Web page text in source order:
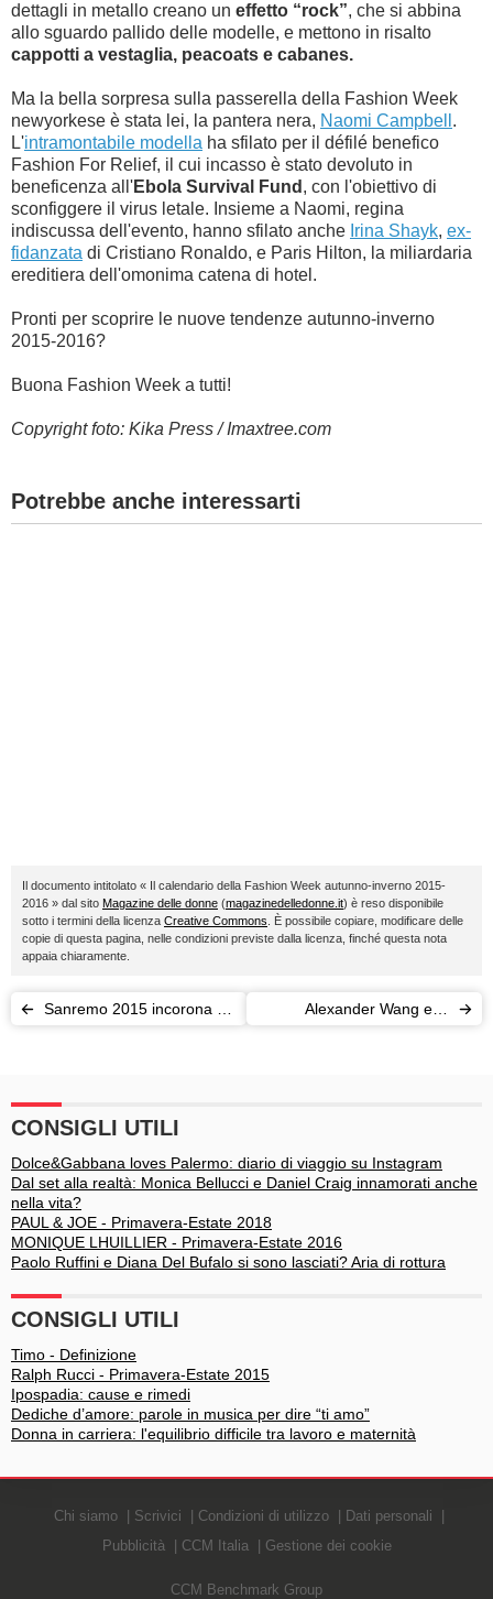
dettagli in metallo creano un effetto “rock”, che si abbina
allo sguardo pallido delle modelle, e mettono in risalto
cappotti a vestaglia, peacoats e cabanes.
Ma la bella sorpresa sulla passerella della Fashion Week
newyorkese è stata lei, la pantera nera, Naomi Campbell .
L'intramontabile modella ha sfilato per il défilé benefico
Fashion For Relief, il cui incasso è stato devoluto in
beneficenza all'Ebola Survival Fund , con l'obiettivo di
sconfiggere il virus letale. Insieme a Naomi, regina
indiscussa dell'evento, hanno sfilato anche Irina Shayk, ex-
fidanzata di Cristiano Ronaldo, e Paris Hilton, la miliardaria
ereditiera dell'omonima catena di hotel.
Pronti per scoprire le nuove tendenze autunno-inverno
2015-2016?
Buona Fashion Week a tutti!
Copyright foto: Kika Press / Imaxtree.com
Potrebbe anche interessarti
Il documento intitolato « Il calendario della Fashion Week autunno-inverno 2015-
2016 » dal sito Magazine delle donne (magazinedelledonne.it) è reso disponibile
sotto i termini della licenza Creative Commons . È possibile copiare, modificare delle
copie di questa pagina, nelle condizioni previste dalla licenza, finché questa nota
appaia chiaramente.
Sanremo 2015 incorona "Il
Alexander Wang e le
CONSIGLI UTILI
Dolce&Gabbana loves Palermo: diario di viaggio su Instagram
Dal set alla realtà: Monica Bellucci e Daniel Craig innamorati anche
nella vita?
PAUL & JOE - Primavera-Estate 2018
MONIQUE LHUILLIER - Primavera-Estate 2016
Paolo Ruffini e Diana Del Bufalo si sono lasciati? Aria di rottura
CONSIGLI UTILI
Timo - Definizione
Ralph Rucci - Primavera-Estate 2015
Ipospadia: cause e rimedi
Dediche d’amore: parole in musica per dire “ti amo”
Donna in carriera: l'equilibrio difficile tra lavoro e maternità
Chi siamo Scrivici Condizioni di utilizzo
Dati personali
Pubblicità
CCM Italia Gestione dei cookie
CCM Benchmark Group